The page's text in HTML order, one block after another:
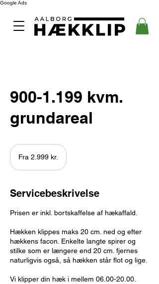
Google Ads
900-1.199 kvm.
grundareal
Fra
2.999
danske
kroner
Fra 2.999 kr.
Servicebeskrivelse
Prisen er inkl. bortskaffelse af hækaffald.
Hækken klippes maks 20 cm. ned og efter
hækkens facon. Enkelte langte spirer og
stilke som er længere end 20 cm. fjernes
naturligvis også, så hækken står flot og lige.
Vi klipper din hæk i mellem 06.00-20.00.